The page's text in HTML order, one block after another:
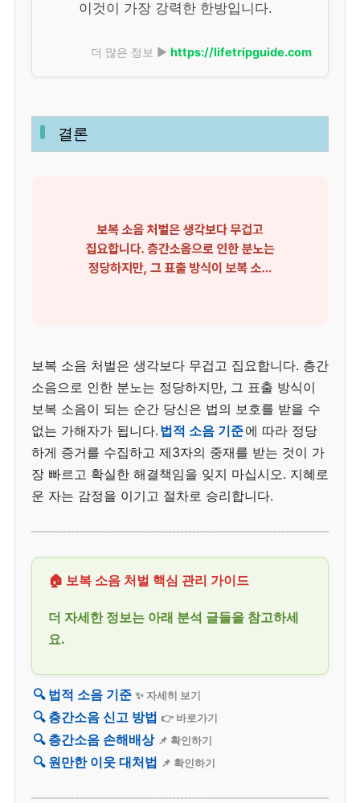
이것이 가장 강력한 한방입니다.
더 많은 정보 ▶ https://lifetripguide.com
결론
보복 소음 처벌은 생각보다 무겁고 집요합니다. 층간
소음으로 인한 분노는 정당하지만, 그 표출 방식이
보복 소음이 되는 순간 당신은 법의 보호를 받을 수
없는 가해자가 됩니다. 법적 소음 기준에 따라 정당
하게 증거를 수집하고 제3자의 중재를 받는 것이 가
장 빠르고 확실한 해결책임을 잊지 마십시오. 지혜로
운 자는 감정을 이기고 절차로 승리합니다.
🏠 보복 소음 처벌 핵심 관리 가이드
더 자세한 정보는 아래 분석 글들을 참고하세
요.
🔍 법적 소음 기준 ✨ 자세히 보기
🔍 층간소음 신고 방법 👉 바로가기
🔍 층간소음 손해배상 📌 확인하기
🔍 원만한 이웃 대처법 📌 확인하기